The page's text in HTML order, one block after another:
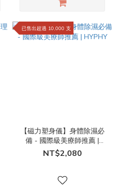
已售出超過 10,000 支
【磁力塑身儀】身體除濕必
備 - 國際級美療師推薦 |
HYPHY
NT$2,080